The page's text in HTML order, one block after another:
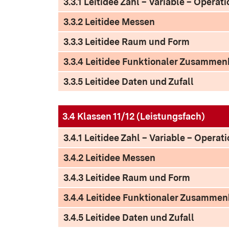
3.3.2 Leitidee Messen
3.3.3 Leitidee Raum und Form
3.3.4 Leitidee Funktionaler
3.3.5 Leitidee Daten und Zufall
3.4 Klassen 11/12 (Leistungsfach)
3.4.1 Leitidee Zahl – Variable –
3.4.2 Leitidee Messen
3.4.3 Leitidee Raum und Form
3.4.4 Leitidee Funktionaler
3.4.5 Leitidee Daten und Zufall